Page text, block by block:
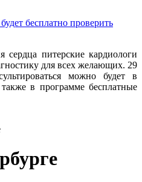
бесплатно проверить
питерские кардиологи
для всех желающих. 29
можно будет в
в программе бесплатные